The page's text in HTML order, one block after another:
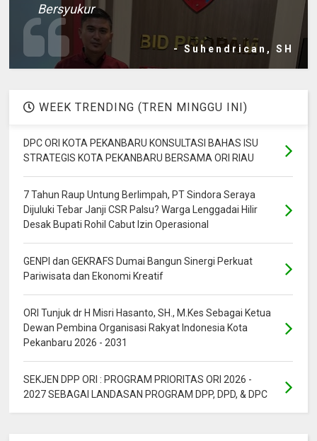
Bersyukur
- Suhendrican, SH
WEEK TRENDING (TREN MINGGU INI)
DPC ORI KOTA PEKANBARU KONSULTASI BAHAS ISU
STRATEGIS KOTA PEKANBARU BERSAMA ORI RIAU
7 Tahun Raup Untung Berlimpah, PT Sindora Seraya
Dijuluki Tebar Janji CSR Palsu? Warga Lenggadai Hilir
Desak Bupati Rohil Cabut Izin Operasional
GENPI dan GEKRAFS Dumai Bangun Sinergi Perkuat
Pariwisata dan Ekonomi Kreatif
ORI Tunjuk dr H Misri Hasanto, SH., M.Kes Sebagai Ketua
Dewan Pembina Organisasi Rakyat Indonesia Kota
Pekanbaru 2026 - 2031
SEKJEN DPP ORI : PROGRAM PRIORITAS ORI 2026 -
2027 SEBAGAI LANDASAN PROGRAM DPP, DPD, & DPC